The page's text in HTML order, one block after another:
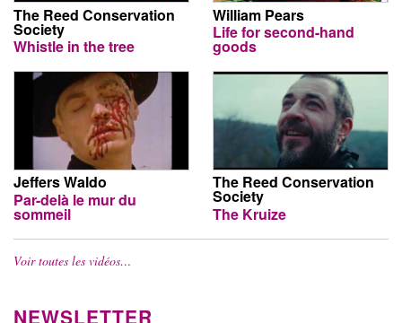
The Reed Conservation
Society
Whistle in the tree
William Pears
Life for second-hand
goods
Jeffers Waldo
Par-delà le mur du
sommeil
The Reed Conservation
Society
The Kruize
Voir toutes les vidéos…
NEWSLETTER